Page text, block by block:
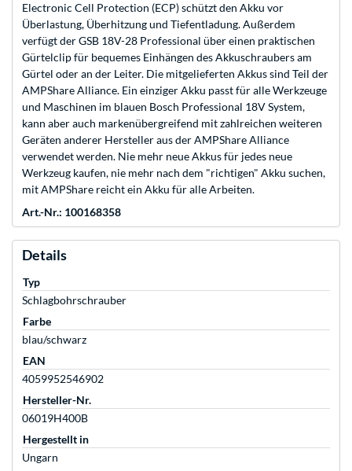
Electronic Cell Protection (ECP) schützt den Akku vor
Überlastung, Überhitzung und Tiefentladung. Außerdem
verfügt der GSB 18V-28 Professional über einen praktischen
Gürtelclip für bequemes Einhängen des Akkuschraubers am
Gürtel oder an der Leiter. Die mitgelieferten Akkus sind Teil der
AMPShare Alliance. Ein einziger Akku passt für alle Werkzeuge
und Maschinen im blauen Bosch Professional 18V System,
kann aber auch markenübergreifend mit zahlreichen weiteren
Geräten anderer Hersteller aus der AMPShare Alliance
verwendet werden. Nie mehr neue Akkus für jedes neue
Werkzeug kaufen, nie mehr nach dem "richtigen" Akku suchen,
mit AMPShare reicht ein Akku für alle Arbeiten.
Art.-Nr.: 100168358
Details
Typ
Schlagbohrschrauber
Farbe
blau/schwarz
EAN
4059952546902
Hersteller-Nr.
06019H400B
Hergestellt in
Ungarn